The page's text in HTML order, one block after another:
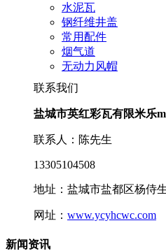
水泥瓦
钢纤维井盖
常用配件
烟气道
无动力风帽
联系我们
盐城市英红彩瓦有限米乐
联系人：陈先生
13305104508
地址：盐城市盐都区杨侍
网址： www.ycyhcwc.com
新闻资讯